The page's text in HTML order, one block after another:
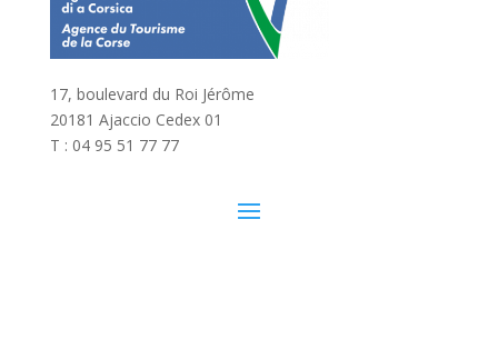
17, boulevard du Roi Jérôme
20181 Ajaccio Cedex 01
T : 04 95 51 77 77